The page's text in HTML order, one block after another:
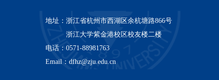
地址： 浙江省杭州市西湖区余杭塘路866号
浙江大学紫金港校区校友楼二楼
电话： 0571-88981763
Email： dfhz@zju.edu.cn